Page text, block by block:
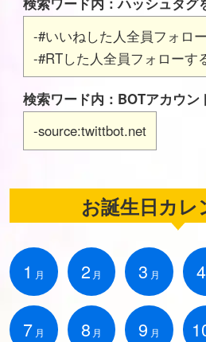
-#いいねした人全員フォロ
-#RTした人全員フォローす
検索ワード内：BOTアカウン
-source:twittbot.net
お誕生日カレ
1 月 2 月 3 月 4
7 月 8 月 9 月